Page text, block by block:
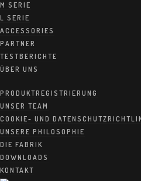
M SERIE
L SERIE
ACCESSORIES
PARTNER
TESTBERICHTE
ÜBER UNS
PRODUKTREGISTRIERUNG
UNSER TEAM
COOKIE- UND
UNSERE PHILOSOPHIE
DIE FABRIK
DOWNLOADS
KONTAKT